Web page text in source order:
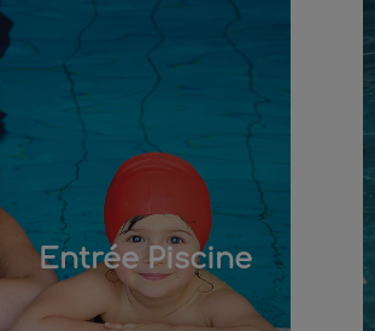
Entrée Piscine